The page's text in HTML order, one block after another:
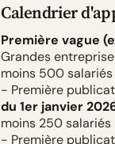
Calendrier
Première vague
Grandes
moins 500 salariés
- Première
du 1er janvier
moins 250 salariés
- Première